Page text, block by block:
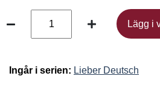
Lägg i
Lägg i
Ingår i serien: Lieber Deutsch